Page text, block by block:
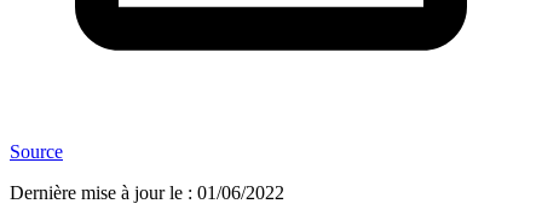
Source
Dernière mise à jour le : 01/06/2022